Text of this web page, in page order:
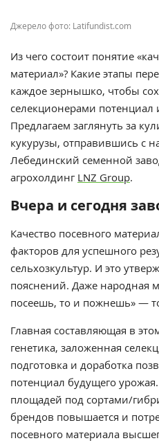
Джерело фото: Latifundist.com
Из чего состоит понятие
материал»? Какие этапы
каждое зернышко, чтобы
селекционерами потенциал
Предлагаем заглянуть за
кукурузы, отправившись с
Лебединский семенной
агрохолдинг LNZ Group.
Вчера и сегодня
Качество посевного
факторов для успешного
сельхозкультур. И это
пояснений. Даже народная
посеешь, то и пожнешь» —
Главная составляющая в
генетика, заложенная
подготовка и доработка
потенциал будущего
площадей под сортами/
брендов повышается и
посевного материала